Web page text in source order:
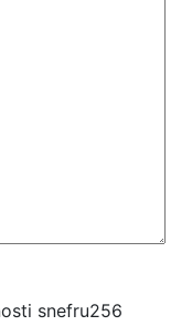
snefru256